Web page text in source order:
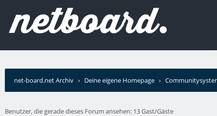
net-board.net Archiv › Deine eigene Homepage ›
Benutzer, die gerade dieses Forum ansehen: 13 Gast/Gäste